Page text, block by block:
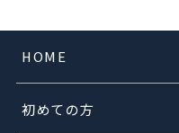
HOME
初めての方